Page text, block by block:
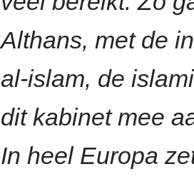
Althans, met de
al-islam, de
dit kabinet mee
In heel Europa